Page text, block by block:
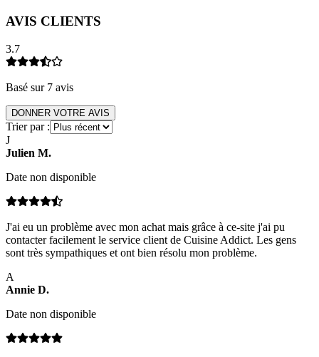
AVIS CLIENTS
3.7
Basé sur 7 avis
DONNER VOTRE AVIS
Trier par :
J
Julien M.
Date non disponible
J'ai eu un problème avec mon achat mais grâce à ce-site j'ai pu
contacter facilement le service client de Cuisine Addict. Les gens
sont très sympathiques et ont bien résolu mon problème.
A
Annie D.
Date non disponible